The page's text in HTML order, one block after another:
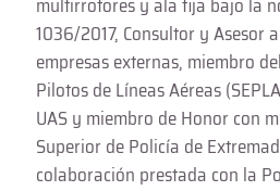
1036/2017, Consultor y Asesor
empresas externas, miembro
Pilotos de Líneas Aéreas
UAS y miembro de Honor con
Superior de Policía de
colaboración prestada con la